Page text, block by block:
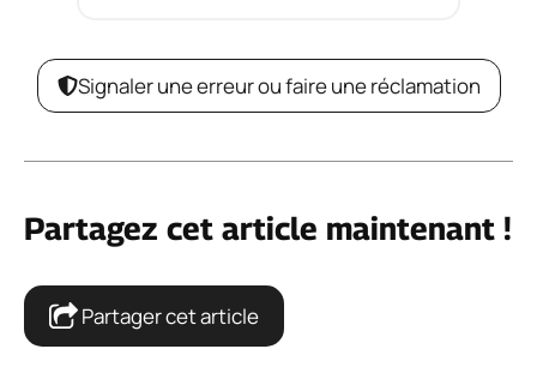
Signaler une erreur ou faire une réclamation
Partagez cet article maintenant !
Partager cet article